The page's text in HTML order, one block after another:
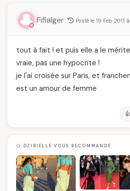
Fifialger Posté le 19 Feb 2011
tout à fait ! et puis elle a le
vraie, pas une hypocrite !
je l'ai croisée sur Paris, et
est un amour de femme
DZIRIELLE VOUS RECOMMANDE